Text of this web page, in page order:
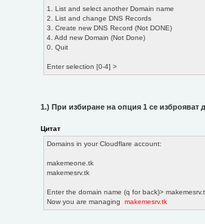
1. List and select another Domain name
2. List and change DNS Records
3. Create new DNS Record (Not DONE)
4. Add new Domain (Not Done)
0. Quit
Enter selection [0-4] >
1.) При избиране на опция 1 се изброяват
Цитат
Domains in your Cloudflare account:
makemeone.tk
makemesrv.tk
Enter the domain name (q for back)>
Now you are managingmakemesrv.tk